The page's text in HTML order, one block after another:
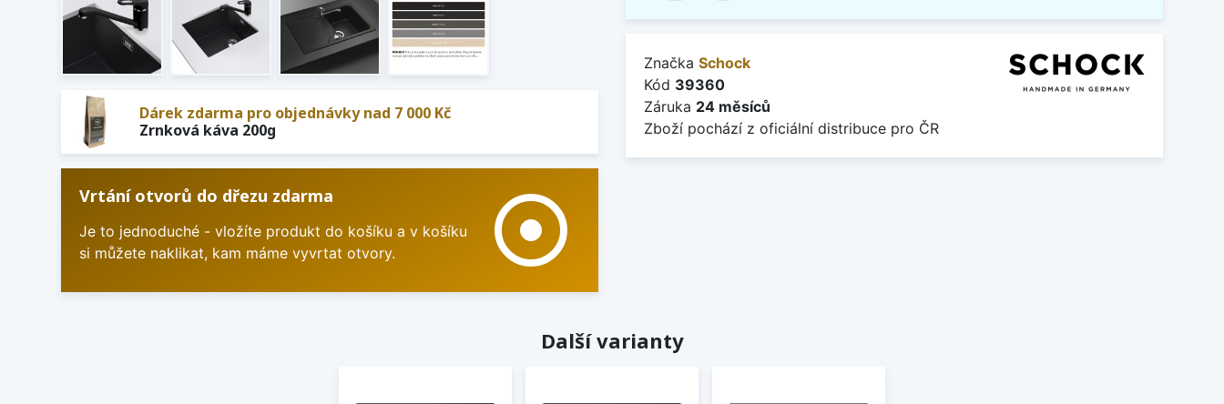
Dárek zdarma pro objednávky nad 7 000 Kč
Zrnková káva 200g
Vrtání otvorů do dřezu zdarma
Je to jednoduché - vložíte produkt do košíku a v košíku
si můžete naklikat, kam máme vyvrtat otvory.
adjust
Značka Schock
Kód 39360
Záruka 24 měsíců
Zboží pochází z oficiální distribuce pro ČR
Další varianty